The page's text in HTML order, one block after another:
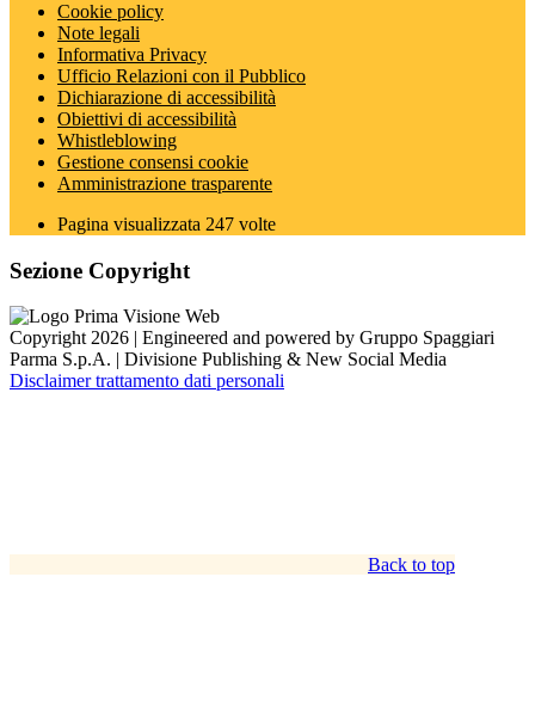
Cookie policy
Note legali
Informativa Privacy
Ufficio Relazioni con il Pubblico
Dichiarazione di accessibilità
Obiettivi di accessibilità
Whistleblowing
Gestione consensi cookie
Amministrazione trasparente
Pagina visualizzata 247 volte
Sezione Copyright
Copyright 2026 | Engineered and powered by Gruppo Spaggiari
Parma S.p.A. | Divisione Publishing & New Social Media
Disclaimer trattamento dati personali
Back to top